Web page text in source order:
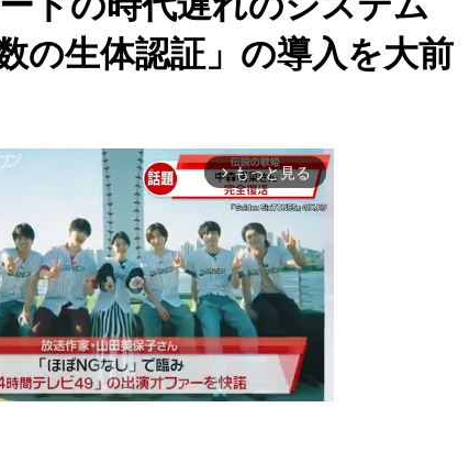
の生体認証」の導入を大前
arrow_forward_ios もっと見る